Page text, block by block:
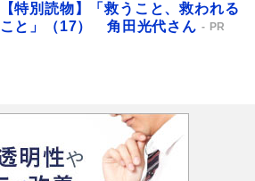
【特別読物】「救うこと、救われる
こと」（17） 角田光代さん
PR